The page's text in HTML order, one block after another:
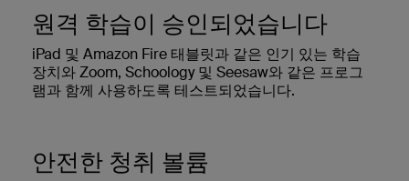
원격 학습이 승인되었습니다
iPad 및 Amazon Fire 태블릿과 같은 인기 있는 학습
장치와 Zoom, Schoology 및 Seesaw와 같은 프로그
램과 함께 사용하도록 테스트되었습니다.
안전한 청취 볼륨